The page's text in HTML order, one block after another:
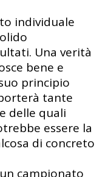
individuale
Una verità
bene e
principio
tante
delle quali
essere la
di concreto
campionato